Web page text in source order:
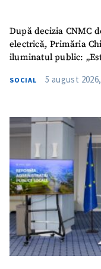
După decizia CNMC
electrică, Primăria
iluminatul public:
SOCIAL 5 august